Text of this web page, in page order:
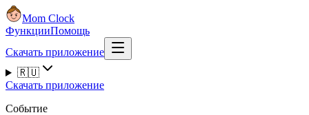
Mom Clock
ФункцииПомощь
Скачать приложение
🇷🇺
Скачать приложение
Событие